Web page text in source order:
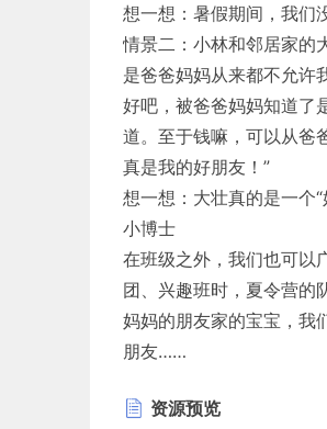
想一想：暑假期间，我们
情景二：小林和邻居家的
是爸爸妈妈从来都不允许
好吧，被爸爸妈妈知道了
道。至于钱嘛，可以从爸
真是我的好朋友！”
想一想：大壮真的是一个“
小博士
在班级之外，我们也可以
团、兴趣班时，夏令营的
妈妈的朋友家的宝宝，我
朋友……
主动交往 语言文明
资源预览